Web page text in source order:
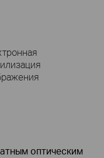
оптическим